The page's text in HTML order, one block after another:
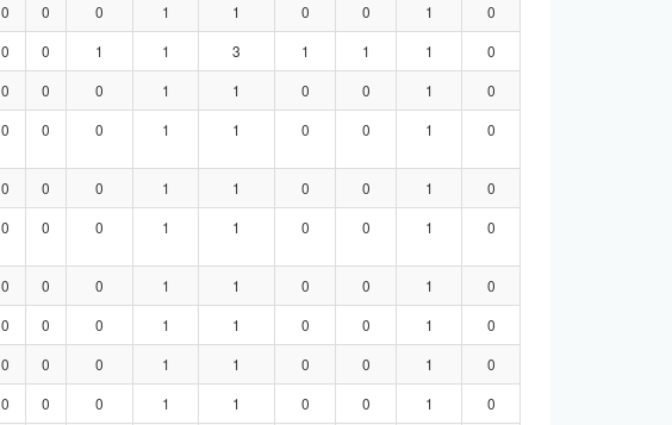
0 0 0 1 1 0 0 1
0
0 0 1 1 3 1 1 1
0
0 0 0 1 1 0 0 1
0
0 0 0 1 1 0 0 1 0
0 0 0 1 1 0 0 1
0
0 0 0 1 1 0 0 1 0
0 0 0 1 1 0 0 1
0
0 0 0 1 1 0 0 1
0
0 0 0 1 1 0 0 1
0
0 0 0 1 1 0 0 1
0